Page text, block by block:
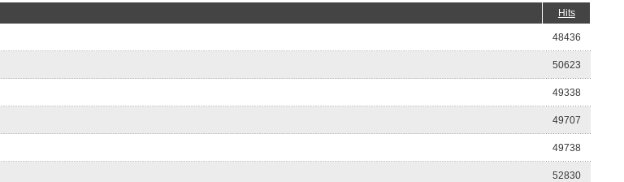
Hits
48436
50623
49338
49707
49738
52830